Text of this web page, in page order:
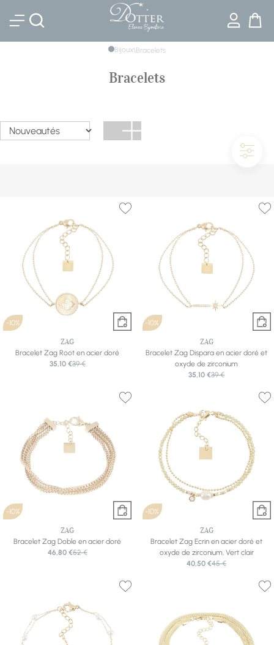
Bijouterie DOTTER
Bijoux\Bracelets
Bracelets
-10%
ZAG
Bracelet Zag Root en acier doré
35,10 €39 €
-10%
ZAG
Bracelet Zag Dispara en acier doré et
oxyde de zirconium
35,10 €39 €
-10%
ZAG
Bracelet Zag Doble en acier doré
46,80 €52 €
-10%
ZAG
Bracelet Zag Ecrin en acier doré et
oxyde de zirconium, Vert clair
40,50 €45 €